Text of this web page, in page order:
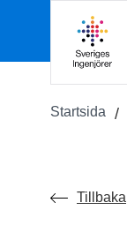
Startsida
Tillbaka